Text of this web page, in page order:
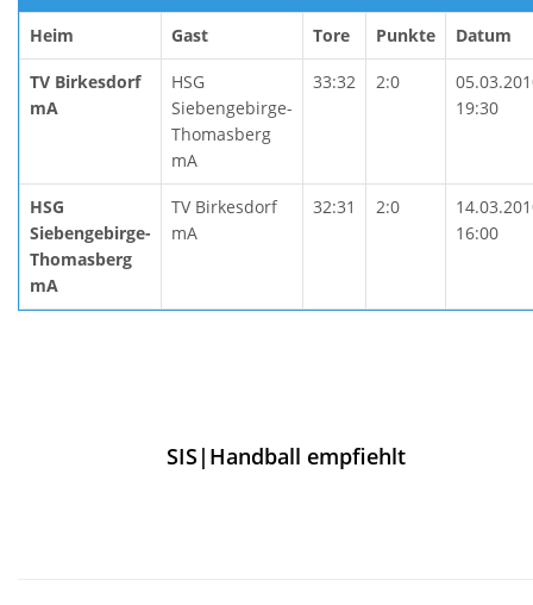
Heim Gast Tore Punkte Datum
TV Birkesdorf
mA
HSG
Siebengebirge-
Thomasberg
mA
33:32 2:0
19:30
HSG
Siebengebirge-
Thomasberg
mA
TV Birkesdorf
mA
32:31 2:0
16:00
SIS|Handball empfiehlt